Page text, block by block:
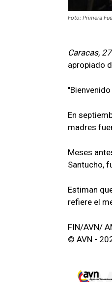
Foto: Primera
Caracas,
apropiado
En
madres
Meses
Santucho,
Estiman
refiere el
FIN/AVN/
© AVN -